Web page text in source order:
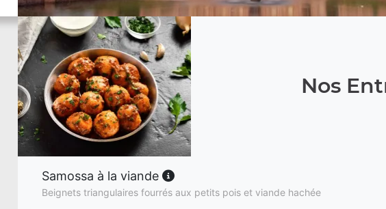
Nos
Samossa à la viande
Beignets triangulaires fourrés aux petits pois et viande hachée